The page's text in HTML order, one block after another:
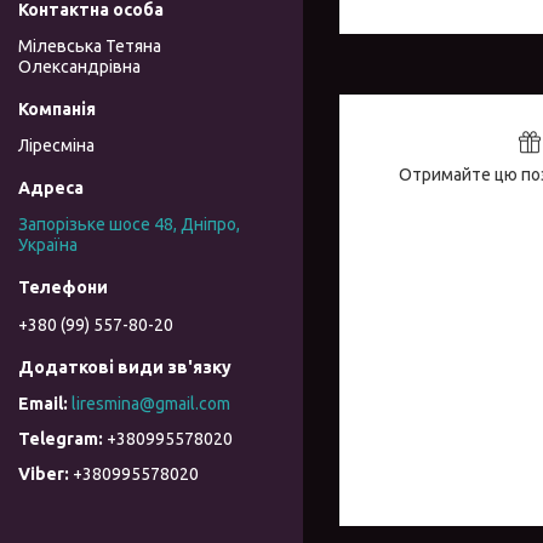
Отримайте цю
Мілевська Тетяна
Олександрівна
Ліресміна
Запорізьке шосе 48, Дніпро,
Україна
+380 (99) 557-80-20
liresmina@gmail.com
+380995578020
+380995578020